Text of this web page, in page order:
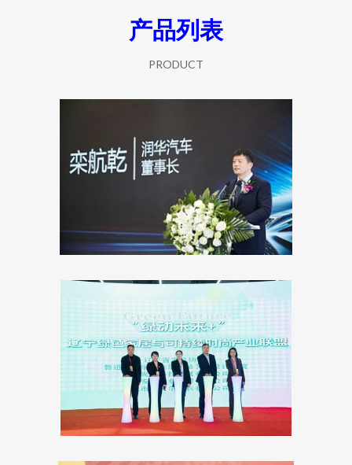
产品列表
PRODUCT